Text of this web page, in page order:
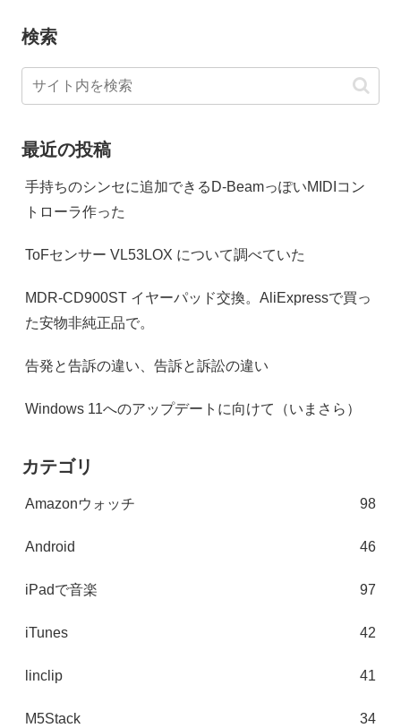
検索
最近の投稿
手持ちのシンセに追加できるD-BeamっぽいMIDIコン
トローラ作った
ToFセンサー VL53LOX について調べていた
MDR-CD900ST イヤーパッド交換。AliExpressで買っ
た安物非純正品で。
告発と告訴の違い、告訴と訴訟の違い
Windows 11へのアップデートに向けて（いまさら）
カテゴリ
Amazonウォッチ 98
Android 46
iPadで音楽 97
iTunes 42
linclip 41
M5Stack 34